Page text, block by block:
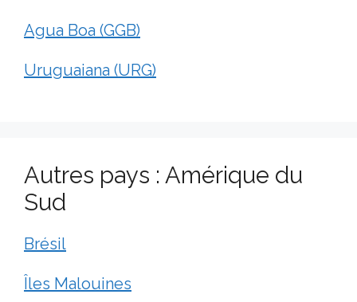
Agua Boa (GGB)
Uruguaiana (URG)
Autres pays : Amérique du
Sud
Brésil
Îles Malouines